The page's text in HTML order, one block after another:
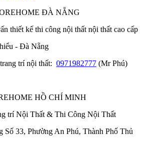
ĐÀ NẴNG
thiết kế thi công nội thất nội thất cao cấp
- Đà Nẵng
trí nội thất: 0971982777 (Mr Phú)
HỒ CHÍ MINH
trí Nội Thất & Thi Công Nội Thất
Số 33, Phường An Phú, Thành Phố Thủ